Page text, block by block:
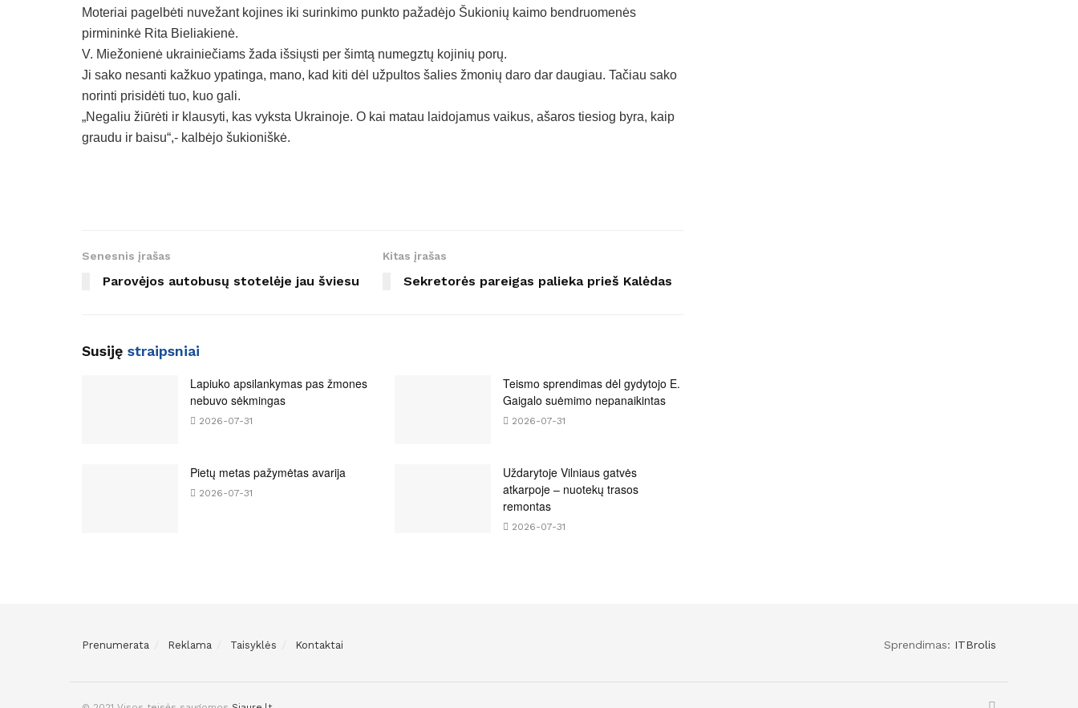
Moteriai pagelbėti nuvežant kojines iki surinkimo punkto pažadėjo Šukionių kaimo bendruomenės
pirmininkė Rita Bieliakienė.
V. Miežonienė ukrainiečiams žada išsiųsti per šimtą numegztų kojinių porų.
Ji sako nesanti kažkuo ypatinga, mano, kad kiti dėl užpultos šalies žmonių daro dar daugiau. Tačiau sako
norinti prisidėti tuo, kuo gali.
„Negaliu žiūrėti ir klausyti, kas vyksta Ukrainoje. O kai matau laidojamus vaikus, ašaros tiesiog byra, kaip
graudu ir baisu“,- kalbėjo šukioniškė.
Senesnis įrašas
Parovėjos autobusų stotelėje jau šviesu
Kitas įrašas
Sekretorės pareigas palieka prieš Kalėdas
Susiję straipsniai
Lapiuko apsilankymas pas žmones
nebuvo sėkmingas
2026-07-31
Teismo sprendimas dėl gydytojo E.
Gaigalo suėmimo nepanaikintas
2026-07-31
Pietų metas pažymėtas avarija
2026-07-31
Uždarytoje Vilniaus gatvės
atkarpoje – nuotekų trasos
remontas
2026-07-31
Prenumerata Reklama Taisyklės Kontaktai Sprendimas: ITBrolis